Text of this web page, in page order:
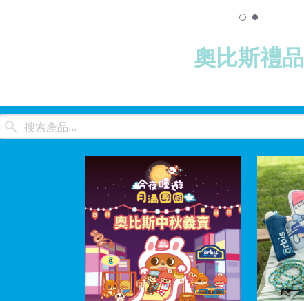
奧比斯禮品